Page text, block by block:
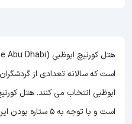
است که سالانه تعدادی از
است و با توجه به 5 ستاره بودن این هتل